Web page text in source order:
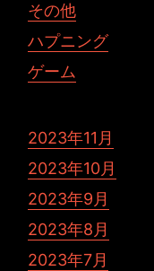
その他
ハプニング
ゲーム
2023年11月
2023年10月
2023年9月
2023年8月
2023年7月